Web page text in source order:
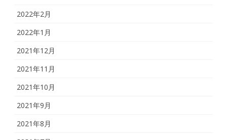
2022年2月
2022年1月
2021年12月
2021年11月
2021年10月
2021年9月
2021年8月